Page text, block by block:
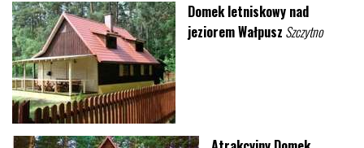
Domek letniskowy nad
jeziorem Wałpusz Szczytno